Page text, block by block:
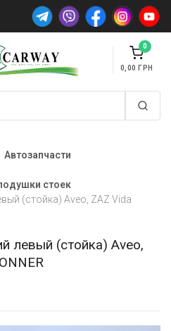
0
0,00
Автозапчасти
стоек
(стойка) Aveo, ZAZ Vida
левый (стойка) Aveo,